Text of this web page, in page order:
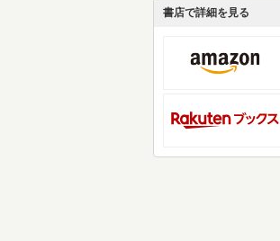
書店で詳細を見る